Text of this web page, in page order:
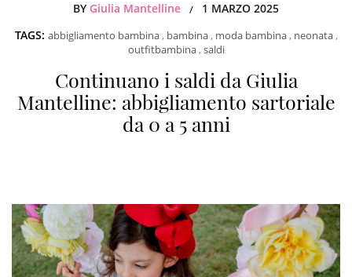
BY Giulia Mantelline /
1 MARZO 2025
TAGS: abbigliamento bambina, bambina, moda bambina, neonata,
outfitbambina,saldi
Continuano i saldi da Giulia
Mantelline: abbigliamento sartoriale
da 0 a 5 anni